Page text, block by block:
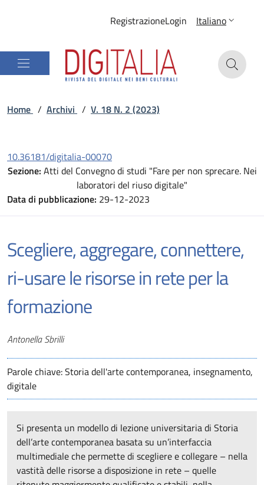
RegistrazioneLogin Italiano
Home / Archivi / V. 18 N. 2 (2023)
10.36181/digitalia-00070
Sezione: Atti del Convegno di studi "Fare per non sprecare. Nei
laboratori del riuso digitale"
Data di pubblicazione: 29-12-2023
Scegliere, aggregare, connettere,
ri-usare le risorse in rete per la
formazione
Autori
Antonella Sbrilli
Parole chiave: Storia dell'arte contemporanea, insegnamento,
digitale
Si presenta un modello di lezione universitaria di Storia
dell’arte contemporanea basata su un’interfaccia
multimediale che permette di scegliere e collegare – nella
vastità delle risorse a disposizione in rete – quelle